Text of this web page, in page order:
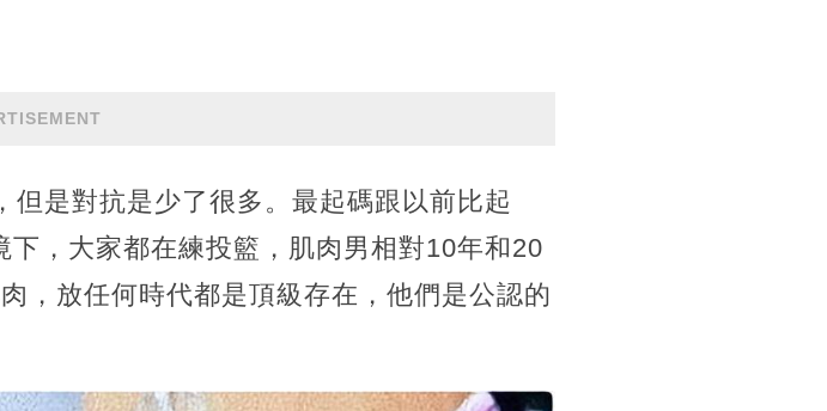
是對抗是少了很多。最起碼跟以前比起
，大家都在練投籃，肌肉男相對10年和20
，放任何時代都是頂級存在，他們是公認的